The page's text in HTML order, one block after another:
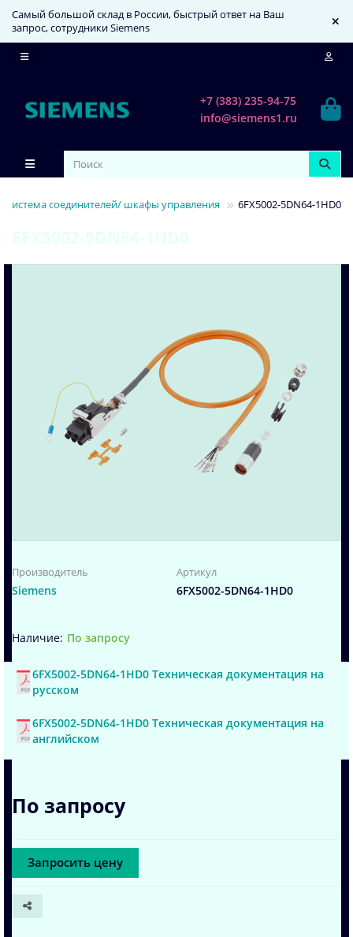
Самый большой склад в России, быстрый ответ на Ваш
запрос, сотрудники Siemens
+7 (383) 235-94-75
info@siemens1.ru
Система соединителей/ шкафы управления 6FX5002-5DN64-1HD0
6FX5002-5DN64-1HD0
Производитель
Siemens
Артикул
6FX5002-5DN64-1HD0
По запросу
6FX5002-5DN64-1HD0 Техническая документация на
русском
6FX5002-5DN64-1HD0 Техническая документация на
английском
По запросу
Запросить цену